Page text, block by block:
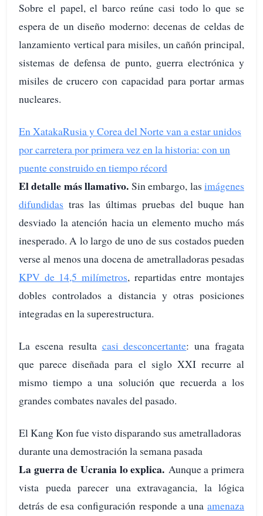
Sobre el papel, el barco reúne casi todo lo que se
espera de un diseño moderno: decenas de celdas de
lanzamiento vertical para misiles, un cañón principal,
sistemas de defensa de punto, guerra electrónica y
misiles de crucero con capacidad para portar armas
nucleares.
En XatakaRusia y Corea del Norte van a estar unidos
por carretera por primera vez en la historia: con un
puente construido en tiempo récord
El detalle más llamativo. Sin embargo, lasimágenes
difundidas tras las últimas pruebas del buque han
desviado la atención hacia un elemento mucho más
inesperado. A lo largo de uno de sus costados pueden
verse al menos una docena de ametralladoras pesadas
KPV de 14,5 milímetros, repartidas entre montajes
dobles controlados a distancia y otras posiciones
integradas en la superestructura.
La escena resulta casi desconcertante: una fragata
que parece diseñada para el siglo XXI recurre al
mismo tiempo a una solución que recuerda a los
grandes combates navales del pasado.
El Kang Kon fue visto disparando sus ametralladoras
durante una demostración la semana pasada
La guerra de Ucrania lo explica. Aunque a primera
vista pueda parecer una extravagancia, la lógica
detrás de esa configuración responde a una amenaza